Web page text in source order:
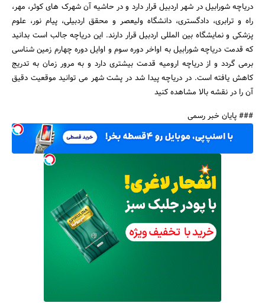
دریاچه شورابیل در شهر اردبیل قرار دارد و در حاشیه آن شهرک های کوثر، مهر،
راه و ترابری، دادگستری، دانشگاه ولیعصر و محقق اردبیلی، پیام نور، علوم
پزشکی و نمایشگاه بین المللی اردبیل قرار دارند. این دریاچه جالب است بدانید
که قدمت دریاچه شورابیل به اواخر دوره سوم و اوایل دوره چهارم زمین شناسی
برمی گردد و از دریاچه ارومیه قدمت بیشتری دارد و به مرور زمان به تدریج
کاهش یافته است. در دریاچه پیدا شد در پشت شهر می توانید موقعیت دقیق
آن را در نقشه بالا مشاهده کنید
### پایان خبر رسمی